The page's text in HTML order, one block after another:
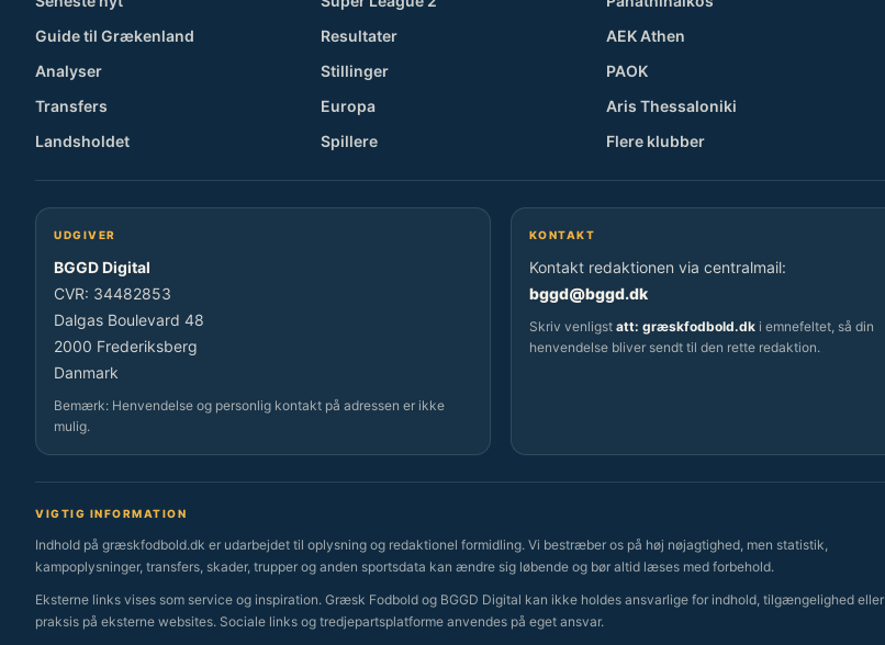
Guide til Grækenland
Analyser
Transfers
Landsholdet
Resultater
Stillinger
Europa
Spillere
AEK Athen
PAOK
Aris Thessaloniki
Flere klubber
UDGIVER
BGGD Digital
CVR: 34482853
Dalgas Boulevard 48
2000 Frederiksberg
Danmark
Bemærk: Henvendelse og personlig kontakt på adressen er ikke
mulig.
KONTAKT
Kontakt redaktionen via centralmail:
bggd@bggd.dk
Skriv venligst att: græskfodbold.dki emnefeltet, så din
henvendelse bliver sendt til den rette redaktion.
VIGTIG INFORMATION
Indhold på græskfodbold.dk er udarbejdet til oplysning og redaktionel formidling. Vi bestræber os på høj nøjagtighed, men statistik,
kampoplysninger, transfers, skader, trupper og anden sportsdata kan ændre sig løbende og bør altid læses med forbehold.
Eksterne links vises som service og inspiration. Græsk Fodbold og BGGD Digital kan ikke holdes ansvarlige for indhold, tilgængelighed eller
praksis på eksterne websites. Sociale links og tredjepartsplatforme anvendes på eget ansvar.